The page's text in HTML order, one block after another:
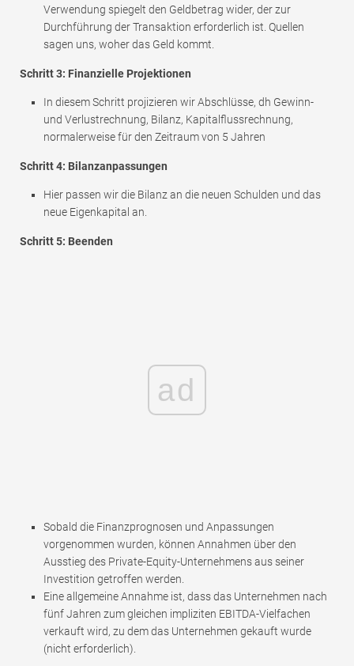
Verwendung spiegelt den Geldbetrag wider, der zur
Durchführung der Transaktion erforderlich ist. Quellen
sagen uns, woher das Geld kommt.
Schritt 3: Finanzielle Projektionen
In diesem Schritt projizieren wir Abschlüsse, dh Gewinn-
und Verlustrechnung, Bilanz, Kapitalflussrechnung,
normalerweise für den Zeitraum von 5 Jahren
Schritt 4: Bilanzanpassungen
Hier passen wir die Bilanz an die neuen Schulden und das
neue Eigenkapital an.
Schritt 5: Beenden
ad
Sobald die Finanzprognosen und Anpassungen
vorgenommen wurden, können Annahmen über den
Ausstieg des Private-Equity-Unternehmens aus seiner
Investition getroffen werden.
Eine allgemeine Annahme ist, dass das Unternehmen nach
fünf Jahren zum gleichen impliziten EBITDA-Vielfachen
verkauft wird, zu dem das Unternehmen gekauft wurde
(nicht erforderlich).